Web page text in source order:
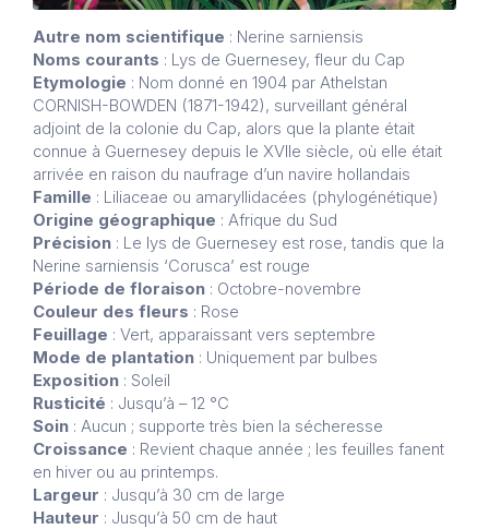
Autre nom scientifique : Nerine sarniensis
Noms courants : Lys de Guernesey, fleur du Cap
Etymologie : Nom donné en 1904 par Athelstan
CORNISH-BOWDEN (1871-1942), surveillant général
adjoint de la colonie du Cap, alors que la plante était
connue à Guernesey depuis le XVIIe siècle, où elle était
arrivée en raison du naufrage d’un navire hollandais
Famille : Liliaceae ou amaryllidacées (phylogénétique)
Origine géographique : Afrique du Sud
Précision : Le lys de Guernesey est rose, tandis que la
Nerine sarniensis ‘Corusca’ est rouge
Période de floraison : Octobre-novembre
Couleur des fleurs : Rose
Feuillage : Vert, apparaissant vers septembre
Mode de plantation : Uniquement par bulbes
Exposition : Soleil
Rusticité : Jusqu’à – 12 °C
Soin : Aucun ; supporte très bien la sécheresse
Croissance : Revient chaque année ; les feuilles fanent
en hiver ou au printemps.
Largeur : Jusqu’à 30 cm de large
Hauteur : Jusqu’à 50 cm de haut